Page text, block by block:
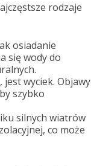
rodzaje
osiadanie
się wody do
wyciek. Objawy
szybko
silnych wiatrów
co może